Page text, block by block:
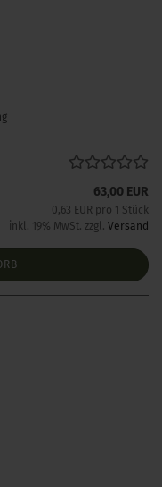
63,00 EUR
0,63 EUR pro 1 Stück
inkl. 19% MwSt. zzgl. Versand